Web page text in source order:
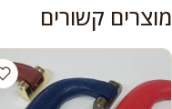
מוצרים קשורים